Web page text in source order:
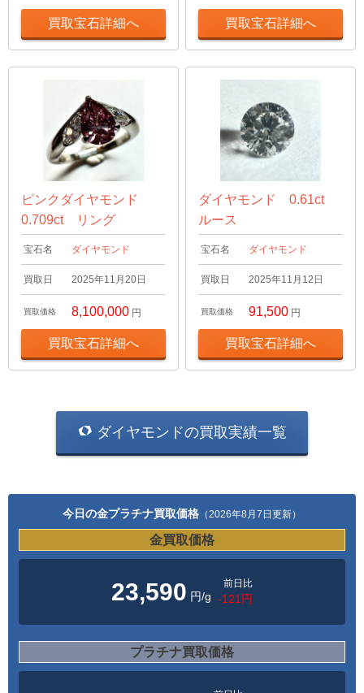
買取宝石詳細へ 買取宝石詳細へ
ピンクダイヤモンド
0.709ct リング
宝石名 ダイヤモンド
買取日 2025年11月20日
買取価格 8,100,000 円
買取宝石詳細へ
ダイヤモンド 0.61ct
ルース
宝石名 ダイヤモンド
買取日 2025年11月12日
買取価格 91,500 円
買取宝石詳細へ
ダイヤモンドの買取実績一覧
今日の金プラチナ買取価格 （2026年8月7日更新）
金買取価格
23,590 円/g
前日比
-121円
プラチナ買取価格